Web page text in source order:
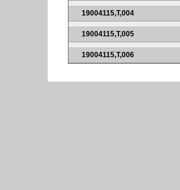
19004115,T,004
19004115,T,005
19004115,T,006